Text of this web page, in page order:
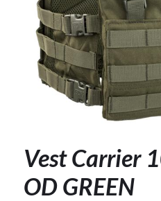
Vest Carrier
OD GREEN